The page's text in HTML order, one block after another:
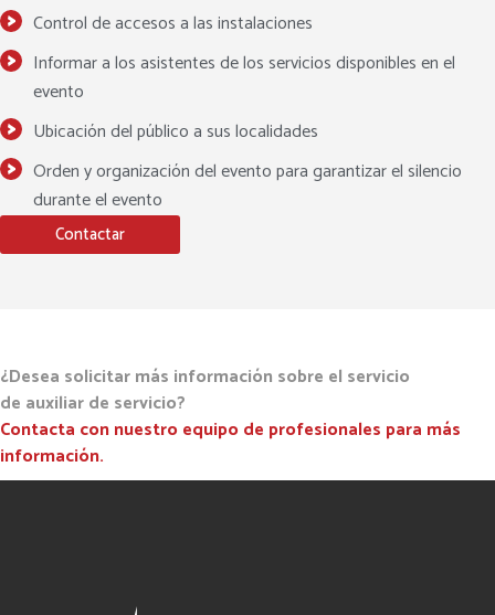
Control de accesos a las instalaciones
Informar a los asistentes de los servicios disponibles en el
evento
Ubicación del público a sus localidades
Orden y organización del evento para garantizar el silencio
durante el evento
Contactar
¿Desea solicitar más información sobre el servicio
de auxiliar de servicio?
Contacta con nuestro equipo de profesionales para más
información.